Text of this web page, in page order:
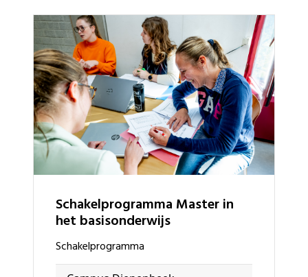
schakelprogramma Master in
het basisonderwijs
schakelprogramma